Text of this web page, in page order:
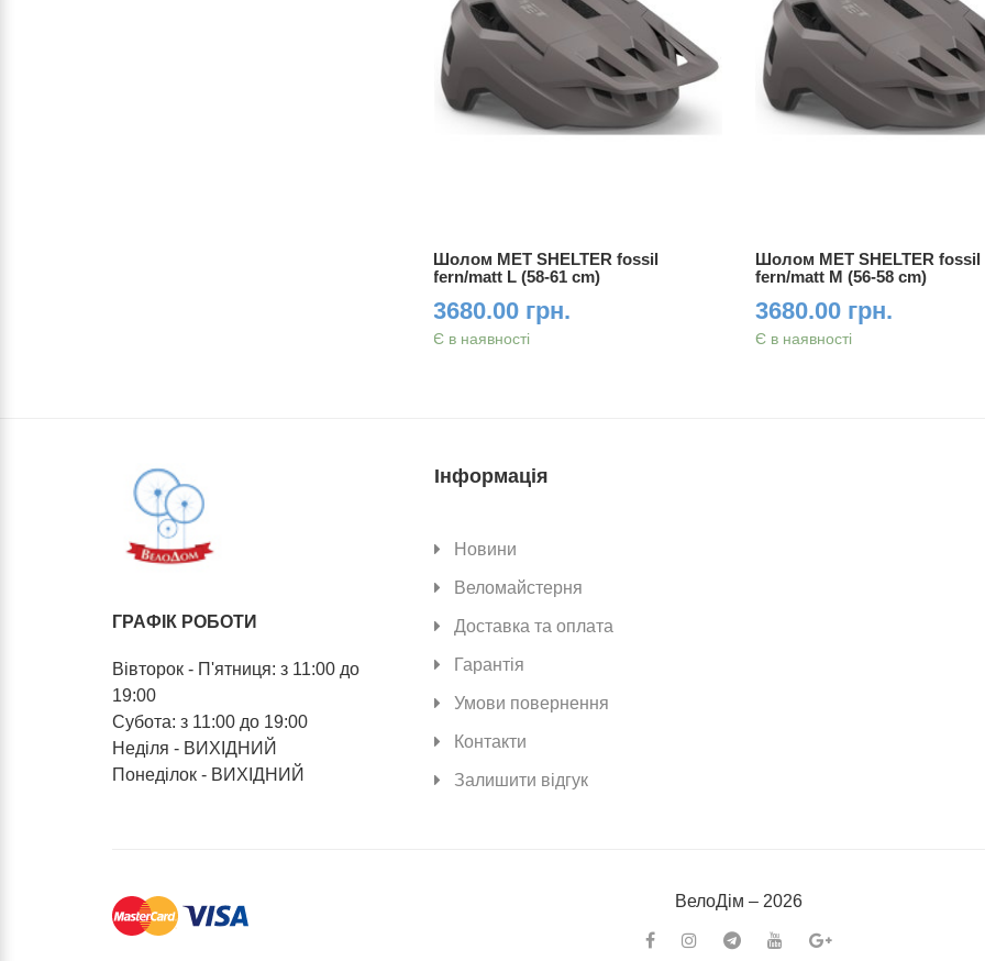
Шолом MET SHELTER fossil
fern/matt L (58-61 cm)
3680.00 грн.
Є в наявності
Шолом MET SHELTER fossil
fern/matt M (56-58 cm)
3680.00 грн.
Є в наявності
ГРАФІК РОБОТИ
Вівторок - П'ятниця: з 11:00 до
19:00
Субота: з 11:00 до 19:00
Неділя - ВИХІДНИЙ
Понеділок - ВИХІДНИЙ
Інформація
Новини
Веломайстерня
Доставка та оплата
Гарантія
Умови повернення
Контакти
Залишити відгук
ВелоДiм – 2026